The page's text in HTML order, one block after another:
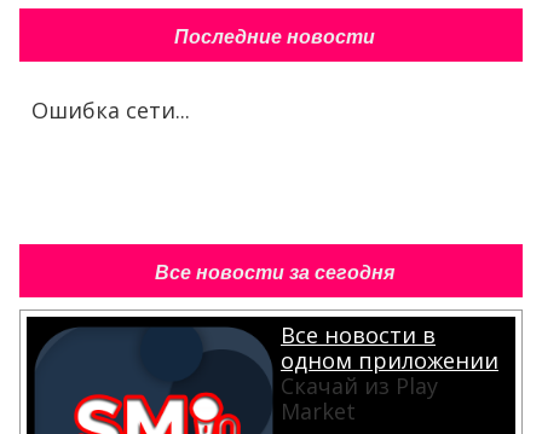
Последние новости
Ошибка сети...
Все новости за сегодня
Все новости в
одном приложении
Скачай из Play
Market